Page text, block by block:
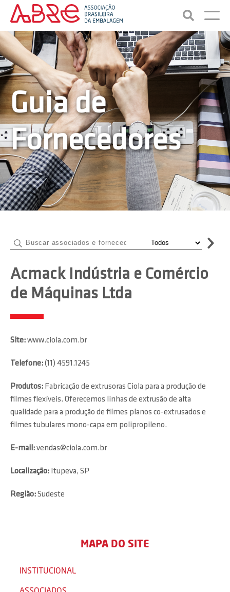
Guia de
Fornecedores
Acmack Indústria e Comércio
de Máquinas Ltda
Site:www.ciola.com.br
Telefone:(11) 4591.1245
Produtos: Fabricação de extrusoras Ciola para a produção de
filmes flexíveis. Oferecemos linhas de extrusão de alta
qualidade para a produção de filmes planos co-extrusados e
filmes tubulares mono-capa em polipropileno.
E-mail:vendas@ciola.com.br
Localização: Itupeva, SP
Região:Sudeste
MAPA DO SITE
INSTITUCIONAL